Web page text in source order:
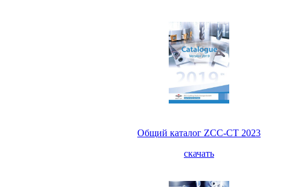
Общий каталог ZCC-CT 2023
скачать